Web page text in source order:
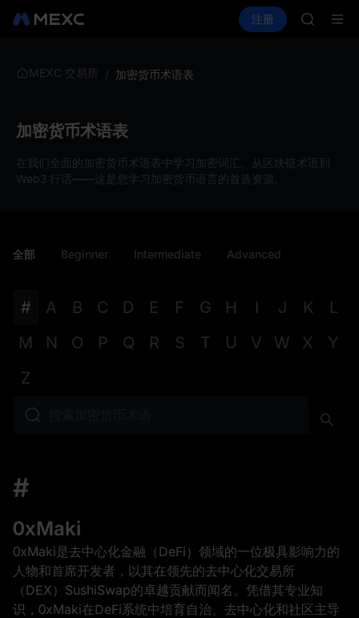
SPCX 理财 活
注册
UNITREE
MEXC 交易所 / 加密货币术语表
加密货币术语表
在我们全面的加密货币术语表中学习加密词汇。从区块链术语到
Web3 行话——这是您学习加密货币语言的首选资源。
全部 Beginner Intermediate Advanced
# A B C D E F G H I J K
L
M
N O P Q R S T U V W X
Y
Z
#
0xMaki
0xMaki是去中心化金融（DeFi）领域的一位极具影响力的
人物和首席开发者，以其在领先的去中心化交易所
（DEX）SushiSwap的卓越贡献而闻名。凭借其专业知
识，0xMaki在DeFi系统中培育自治、去中心化和社区主导